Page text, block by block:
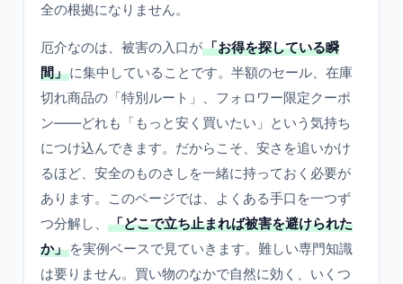
全の根拠になりません。
厄介なのは、被害の入口が「お得を探している瞬
間」に集中していることです。半額のセール、在庫
切れ商品の「特別ルート」、フォロワー限定クーポ
ン——どれも「もっと安く買いたい」という気持ち
につけ込んできます。だからこそ、安さを追いかけ
るほど、安全のものさしを一緒に持っておく必要が
あります。このページでは、よくある手口を一つず
つ分解し、
「どこで立ち止まれば被害を避けられた
か」 を実例ベースで見ていきます。難しい専門知識
は要りません。買い物のなかで自然に効く、いくつ